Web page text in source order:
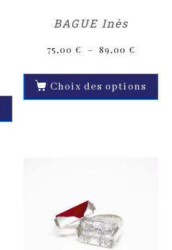
BAGUE Inès
75,00 € – 89,00 €
Choix des options